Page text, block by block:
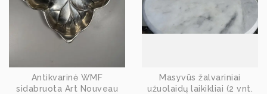
Antikvarinė WMF
sidabruota Art Nouveau
Masyvūs žalvariniai
užuolaidų laikikliai (2 vnt.